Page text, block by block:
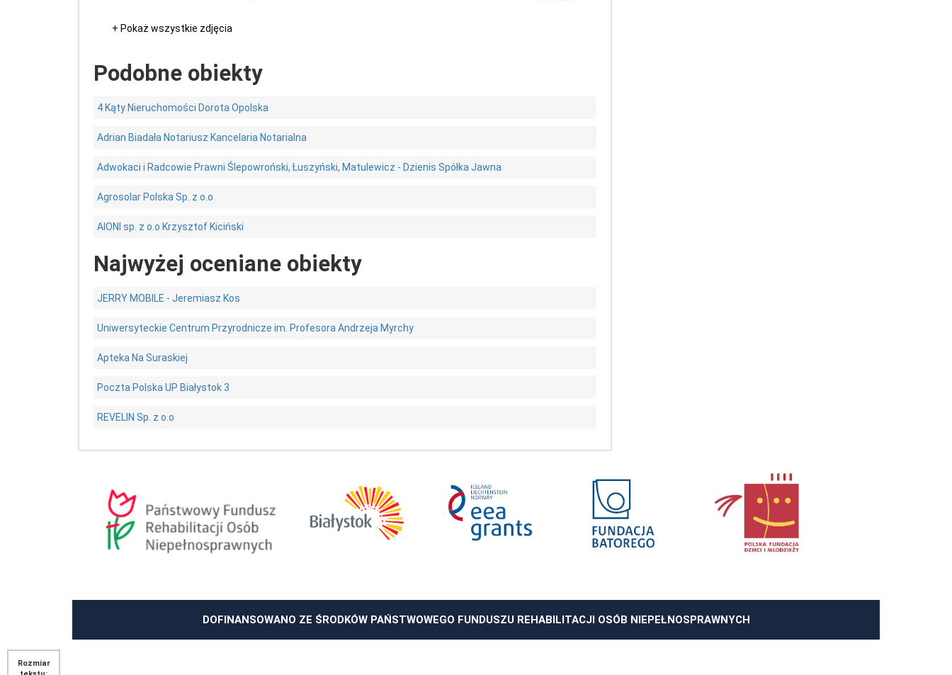
Rozmiar
+ Pokaż wszystkie zdjęcia
Podobne obiekty
4 Kąty Nieruchomości Dorota Opolska
Adrian Biadała Notariusz Kancelaria Notarialna
Adwokaci i Radcowie Prawni Ślepowroński, Łuszyński, Matulewicz - Dzienis Spółka Jawna
Agrosolar Polska Sp. z o.o
AIONI sp. z o.o Krzysztof Kiciński
Najwyżej oceniane obiekty
JERRY MOBILE - Jeremiasz Kos
Uniwersyteckie Centrum Przyrodnicze im. Profesora Andrzeja Myrchy
Apteka Na Suraskiej
Poczta Polska UP Białystok 3
REVELIN Sp. z o.o
DOFINANSOWANO ZE ŚRODKÓW PAŃSTWOWEGO FUNDUSZU REHABILITACJI OSÓB NIEPEŁNOSPRAWNYCH